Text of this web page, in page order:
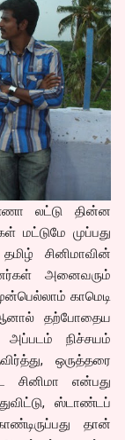
லட்டு தின்ன
மட்டுமே முப்பது
சினிமாவின்
அனைவரும்
காமெடி
தற்போதைய
நிச்சயம்
ஒருத்தரை
சினிமா என்பது
ஸ்டாண்டப்
தான்